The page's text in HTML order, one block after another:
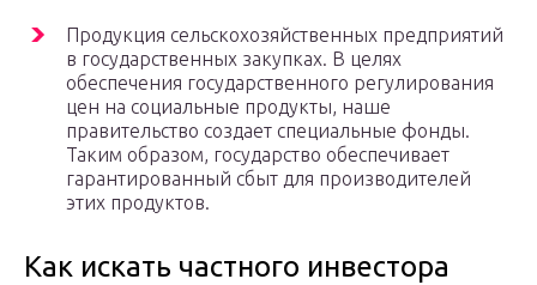
Продукция сельскохозяйственных предприятий
в государственных закупках. В целях
обеспечения государственного регулирования
цен на социальные продукты, наше
правительство создает специальные фонды.
Таким образом, государство обеспечивает
гарантированный сбыт для производителей
этих продуктов.
Как искать частного инвестора